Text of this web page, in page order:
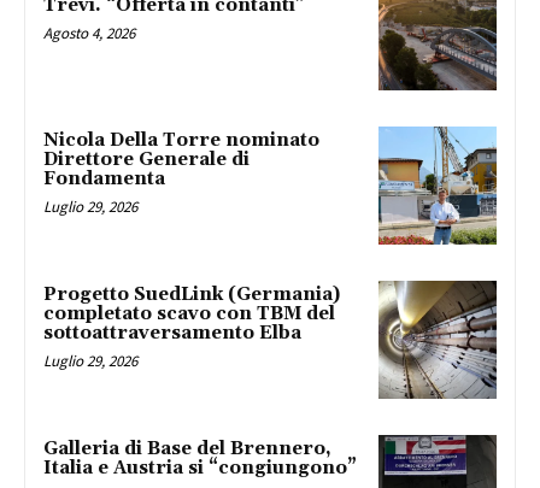
Trevi. “Offerta in contanti”
Agosto 4, 2026
Nicola Della Torre nominato
Direttore Generale di
Fondamenta
Luglio 29, 2026
Progetto SuedLink (Germania)
completato scavo con TBM del
sottoattraversamento Elba
Luglio 29, 2026
Galleria di Base del Brennero,
Italia e Austria si “congiungono”